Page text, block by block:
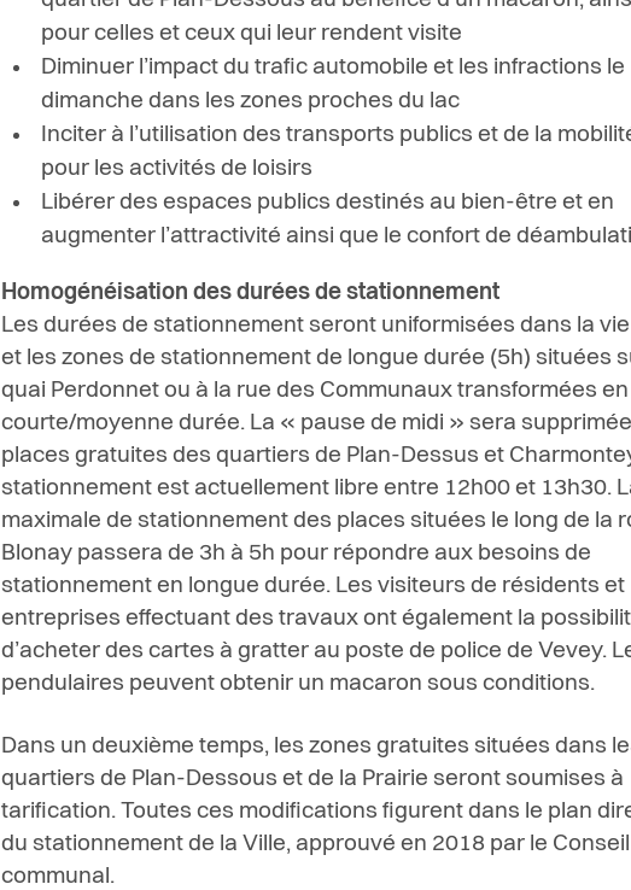
pour celles et ceux qui leur rendent visite
Diminuer l’impact du trafic automobile et les infractions le
dimanche dans les zones proches du lac
Inciter à l’utilisation des transports publics et de la
pour les activités de loisirs
Libérer des espaces publics destinés au bien-être et en
augmenter l’attractivité ainsi que le confort de
Homogénéisation des durées de stationnement
Les durées de stationnement seront uniformisées dans la
et les zones de stationnement de longue durée (5h) situées
quai Perdonnet ou à la rue des Communaux transformées en
courte/moyenne durée. La « pause de midi » sera
places gratuites des quartiers de Plan-Dessus et
stationnement est actuellement libre entre 12h00 et 13h30.
maximale de stationnement des places situées le long de la
Blonay passera de 3h à 5h pour répondre aux besoins de
stationnement en longue durée. Les visiteurs de résidents et
entreprises effectuant des travaux ont également la
d’acheter des cartes à gratter au poste de police de Vevey.
pendulaires peuvent obtenir un macaron sous conditions.
Dans un deuxième temps, les zones gratuites situées dans
quartiers de Plan-Dessous et de la Prairie seront soumises à
tarification. Toutes ces modifications figurent dans le plan
du stationnement de la Ville, approuvé en 2018 par le Conseil
communal.